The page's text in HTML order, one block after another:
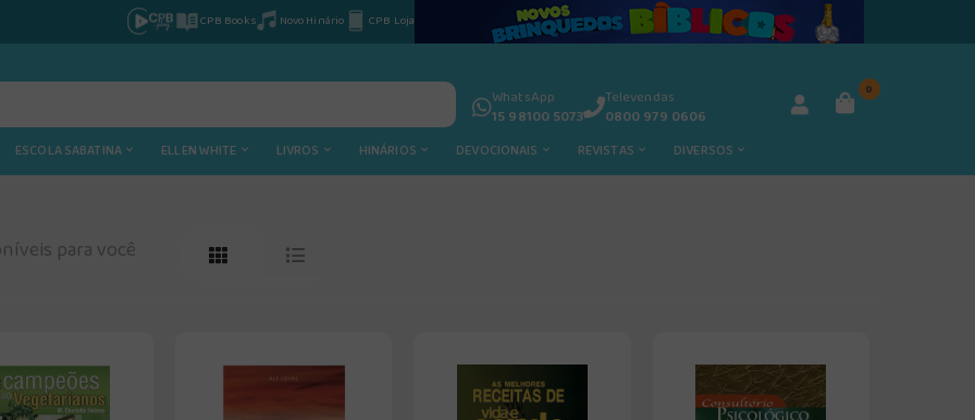
CPB Books Novo Hinário CPB Loja
WhatsApp
15 98100 5073
Televendas
0800 979 0606
0
ESCOLA SABATINA ELLEN WHITE LIVROS HINÁRIOS DEVOCIONAIS REVISTAS DIVERSOS
para você